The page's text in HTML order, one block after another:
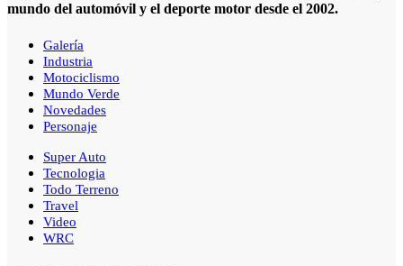
mundo del automóvil y el deporte motor desde el 2002.
Galería
Industria
Motociclismo
Mundo Verde
Novedades
Personaje
Super Auto
Tecnologia
Todo Terreno
Travel
Video
WRC